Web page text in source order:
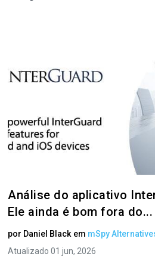
Análise do aplicativo
Ele ainda é bom fora do...
por Daniel Black em mSpy
Atualizado 01 jun, 2026